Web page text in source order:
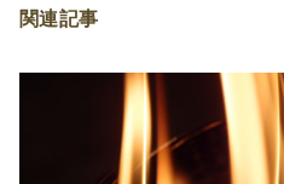
関連記事